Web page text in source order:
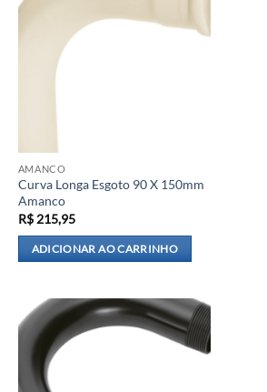
AMANCO
Curva Longa Esgoto 90 X 150mm
Amanco
R$215,95
ADICIONAR AO CARRINHO